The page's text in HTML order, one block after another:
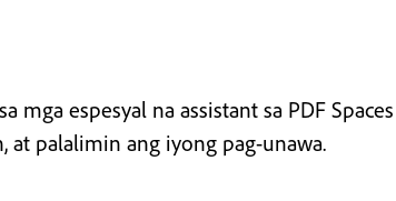
mga espesyal na assistant sa PDF
at palalimin ang iyong pag-unawa.